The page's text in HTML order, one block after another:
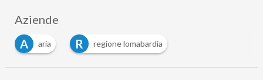
Aziende
A
aria R regione lomabardia